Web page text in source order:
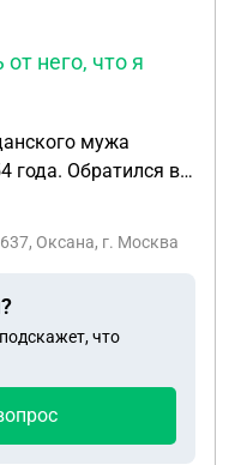
него, что я
мужа
года. Обратился в
контракта на
более
в Иваново -
контракта-
ни о
Что можно
Оксана, г. Москва
что